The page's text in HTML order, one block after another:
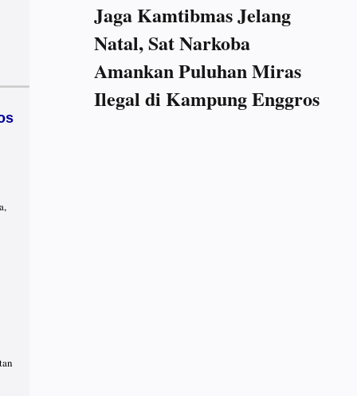
Jaga Kamtibmas Jelang
Natal, Sat Narkoba
Amankan Puluhan Miras
Ilegal di Kampung Enggros